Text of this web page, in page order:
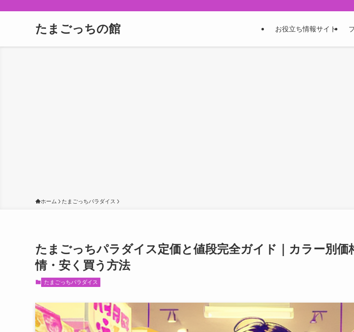
たまごっちの館 お役立ち情報サイト
ホーム たまごっちパラダイス
たまごっちパラダイス定価と値段完全ガイド｜カラー別価
情・安く買う方法
たまごっちパラダイス